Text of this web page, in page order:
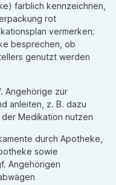
farblich kennzeichnen,
rot
vermerken;
besprechen, ob
genutzt werden
Angehörige zur
anleiten, z. B. dazu
Medikation nutzen
durch Apotheke,
sowie
Angehörigen